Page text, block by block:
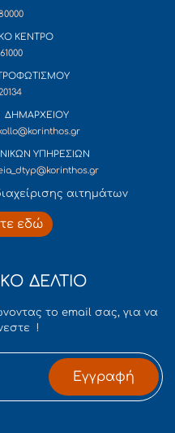
ΚΕΝΤΡΟ
ΥΠΗΡΕΣΙΩΝ
αιτημάτων
εδώ
ΔΕΛΤΙΟ
το email σας, για να
!
Εγγραφή